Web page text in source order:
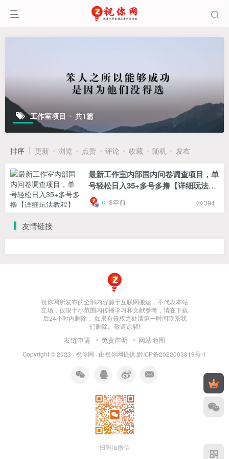
工作室项目 共1篇
排序 更新 浏览 点赞 评论 收藏 随机 发布
最新工作室内部国内问卷调查项目，单
号轻松日入35+多号多撸【详细玩法教
程】
3年前 394
友情链接
祝你网所发布的全部内容源于互联网搬运，不代表本站
立场，仅限于小范围内传播学习和文献参考，请在下载
后24小时内删除， 如果有侵权之处请第一时间联系我
们删除。敬请谅解!
友链申请 免责声明 网站地图
Copyright © 2023 · 祝你网 · 由祝你网提供.黔ICP备2022003819号-1
扫码加微信